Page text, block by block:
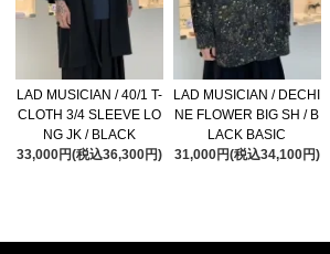
LAD MUSICIAN / 40/1 T-
CLOTH 3/4 SLEEVE LO
NG JK / BLACK
33,000円(税込36,300円)
LAD MUSICIAN / DECHI
NE FLOWER BIG SH / B
LACK BASIC
31,000円(税込34,100円)